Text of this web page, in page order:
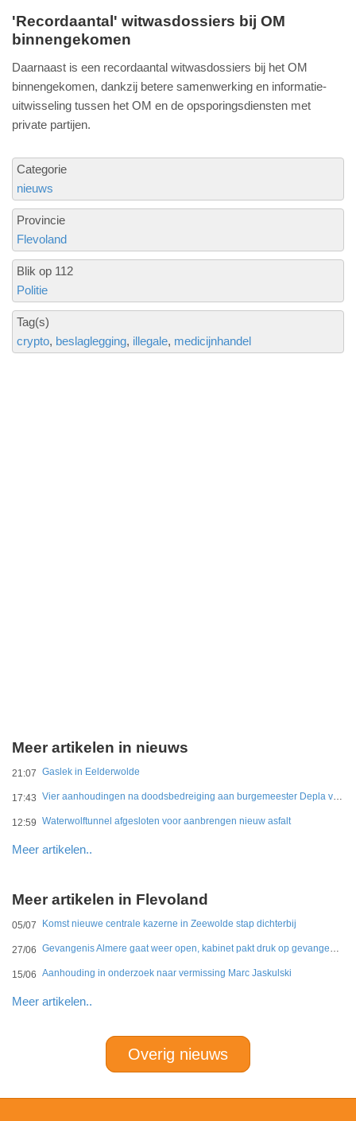
'Recordaantal' witwasdossiers bij OM
binnengekomen
Daarnaast is een recordaantal witwasdossiers bij het OM
binnengekomen, dankzij betere samenwerking en informatie-
uitwisseling tussen het OM en de opsporingsdiensten met
private partijen.
Categorie
nieuws
Provincie
Flevoland
Blik op 112
Politie
Tag(s)
crypto beslaglegging illegale medicijnhandel
Meer artikelen in nieuws
21:07 Gaslek in Eelderwolde
17:43 Vier aanhoudingen na doodsbedreiging aan burgemeester Depla van Breda
12:59 Waterwolftunnel afgesloten voor aanbrengen nieuw asfalt
Meer artikelen..
Meer artikelen in Flevoland
05/07 Komst nieuwe centrale kazerne in Zeewolde stap dichterbij
27/06 Gevangenis Almere gaat weer open, kabinet pakt druk op gevangenissen aan
15/06 Aanhouding in onderzoek naar vermissing Marc Jaskulski
Meer artikelen..
Overig nieuws